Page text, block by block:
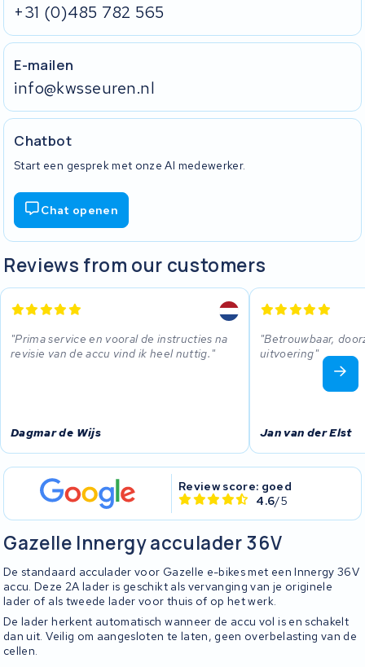
+31 (0)485 782 565
E-mailen
info@kwsseuren.nl
Chatbot
Start een gesprek met onze AI medewerker.
Chat openen
Reviews from our customers
Prima service en vooral de instructies na
revisie van de accu vind ik heel nuttig.
Dagmar de Wijs
Betrouwbaar,
uitvoering
Jan van der Elst
Review score: goed
4.6/5
Gazelle Innergy acculader 36V
De standaard acculader voor Gazelle e-bikes met een Innergy 36V
accu. Deze 2A lader is geschikt als vervanging van je originele
lader of als tweede lader voor thuis of op het werk.
De lader herkent automatisch wanneer de accu vol is en schakelt
dan uit. Veilig om aangesloten te laten, geen overbelasting van de
cellen.